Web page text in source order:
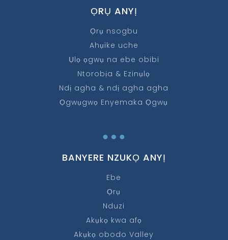
ỌRỤ ANYỊ
Ọrụ nsogbu
Ahụike uche
Ụlọ ọgwụ na ebe obibi
Ntorobịa & Ezinụlọ
Ndị agha & ndị agha agha
Ọgwụgwọ Enyemaka Ọgwụ
…
BANYERE NZUKỌ ANYỊ
Ebe
Ọrụ
Nduzi
Akụkọ kwa afọ
Akụkọ obodo Valley